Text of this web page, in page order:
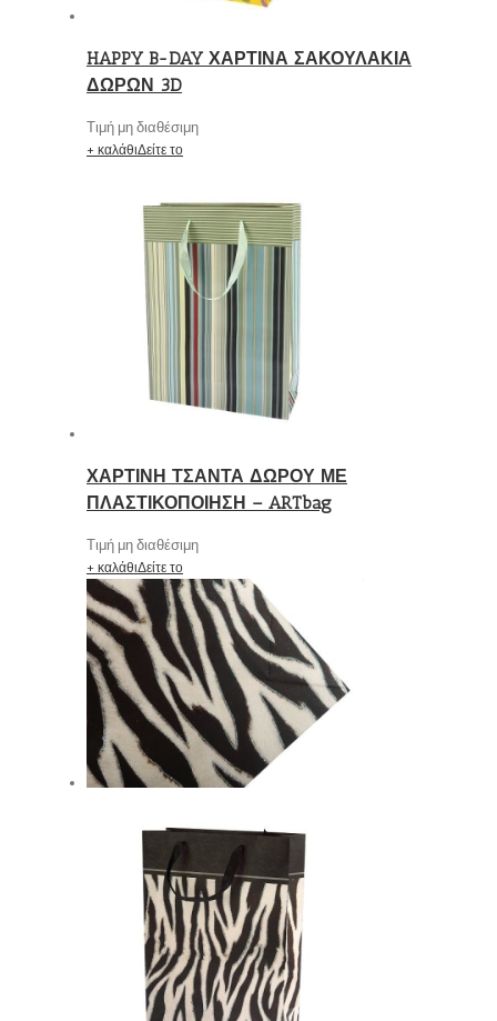
HAPPY B-DAY ΧΑΡΤΙΝΑ ΣΑΚΟΥΛΑΚΙΑ
ΔΩΡΩΝ 3D
Τιμή μη διαθέσιμη
+ καλάθιΔείτε το
ΧΑΡΤΙΝΗ ΤΣΑΝΤΑ ΔΩΡΟΥ ΜΕ
ΠΛΑΣΤΙΚΟΠΟΙΗΣΗ – ARTbag
Τιμή μη διαθέσιμη
+ καλάθιΔείτε το